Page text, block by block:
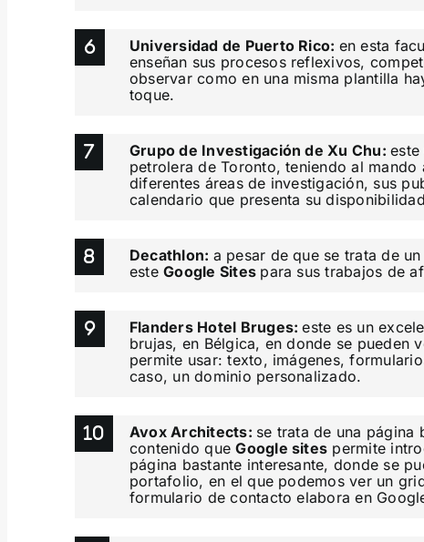
Universidad de Puerto Rico: en esta
enseñan sus procesos reflexivos,
observar como en una misma plantilla
toque.
Grupo de Investigación de Xu Chu:este
petrolera de Toronto, teniendo al
diferentes áreas de investigación, sus
calendario que presenta su
Decathlon: a pesar de que se trata de
esteGoogle Sites para sus trabajos de
Flanders Hotel Bruges:este es un
brujas, en Bélgica, en donde se pueden
permite usar: texto, imágenes,
caso, un dominio personalizado.
Avox Architects: se trata de una página
contenido queGoogle sites permite
página bastante interesante, donde se
portafolio, en el que podemos ver un
formulario de contacto elabora en